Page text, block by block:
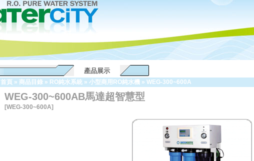
產品展示
首頁 » 商品目錄 » RO純水系統 » 小型商用RO純水機 » WEG-300~600A
WEG-300~600AB馬達超智慧型
[WEG-300~600A]